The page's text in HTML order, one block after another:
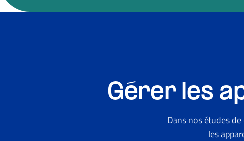
Gérer les
Dans nos études
les